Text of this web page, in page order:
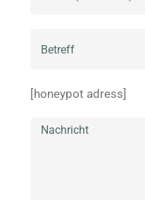
[honeypot adress]